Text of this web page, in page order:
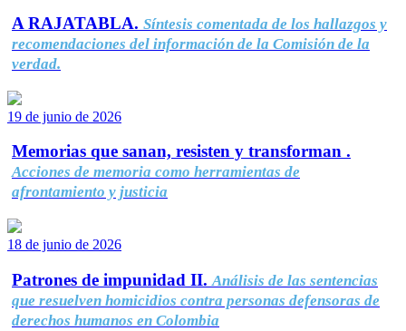
A RAJATABLA. Síntesis comentada de los hallazgos y
recomendaciones del información de la Comisión de la
verdad.
19 de junio de 2026
Memorias que sanan, resisten y transforman .
Acciones de memoria como herramientas de
afrontamiento y justicia
18 de junio de 2026
Patrones de impunidad II. Análisis de las sentencias
que resuelven homicidios contra personas defensoras de
derechos humanos en Colombia